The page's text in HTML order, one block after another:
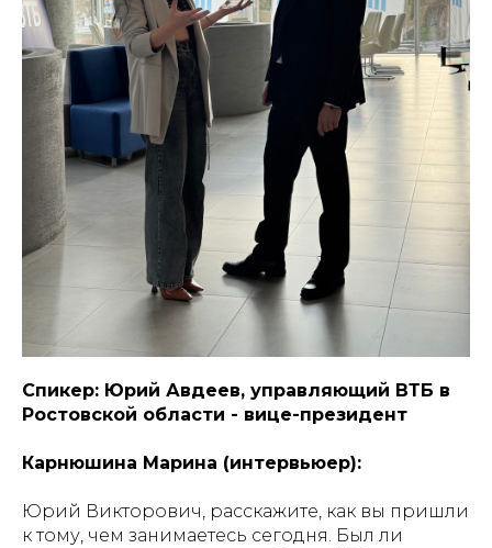
Спикер: Юрий Авдеев, управляющий ВТБ в
Ростовской области - вице-президент
Карнюшина Марина (интервьюер):
Юрий Викторович, расскажите, как вы пришли
к тому, чем занимаетесь сегодня. Был ли